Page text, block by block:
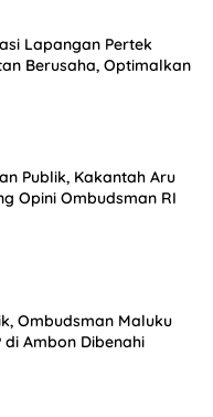
Lapangan Pertek
Berusaha, Optimalkan
Publik, Kakantah Aru
Opini Ombudsman RI
Ombudsman Maluku
di Ambon Dibenahi